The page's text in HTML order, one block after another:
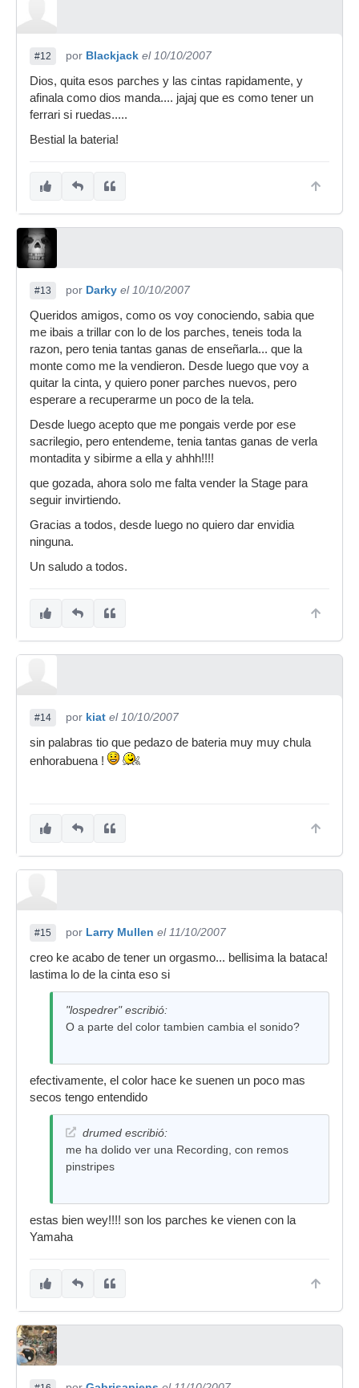
#12 por Blackjack el 10/10/2007
Dios, quita esos parches y las cintas rapidamente, y
afinala como dios manda.... jajaj que es como tener un
ferrari si ruedas.....
Bestial la bateria!
#13 por Darky el 10/10/2007
Queridos amigos, como os voy conociendo, sabia que
me ibais a trillar con lo de los parches, teneis toda la
razon, pero tenia tantas ganas de enseñarla... que la
monte como me la vendieron. Desde luego que voy a
quitar la cinta, y quiero poner parches nuevos, pero
esperare a recuperarme un poco de la tela.
Desde luego acepto que me pongais verde por ese
sacrilegio, pero entendeme, tenia tantas ganas de verla
montadita y sibirme a ella y ahhh!!!!
que gozada, ahora solo me falta vender la Stage para
seguir invirtiendo.
Gracias a todos, desde luego no quiero dar envidia
ninguna.
Un saludo a todos.
#14 por kiat el 10/10/2007
sin palabras tio que pedazo de bateria muy muy chula
enhorabuena !
#15 por Larry Mullen el 11/10/2007
creo ke acabo de tener un orgasmo... bellisima la bataca!
lastima lo de la cinta eso si
"lospedrer" escribió:
O a parte del color tambien cambia el sonido?
efectivamente, el color hace ke suenen un poco mas
secos tengo entendido
drumed escribió:
me ha dolido ver una Recording, con remos
pinstripes
estas bien wey!!!! son los parches ke vienen con la
Yamaha